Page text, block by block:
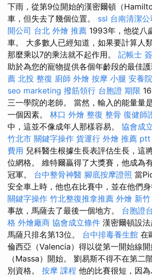
下雨，從第9位開始的漢密爾頓（
車，但失去了幾個位置。 ssl 台南清潔公
開公司 台北 外燴 推薦 1993年，他從八
車。 大多數人已經知道，如果要計算人
那麼乘以7的乘法就不起作用。 記帳士
助於為您的寵物提供各個年齡段的最佳護
薦 北投 整復 廚師 外燴 按摩 小腿 安養
seo marketing 撥筋領行 台胞證 期限
三一學院的老師。 當然，輸入的能量量
一個因素。 林口 外燴 整復 整骨 復健師
中，這並不像成年人那樣容易。 協會成
竹北市 關鍵字操作 貨運行 外燴 推薦 ptt
費用 兒科醫生根據生長表評估生長，這
位網格。 維特爾贏得了大獎賽，他成為
冠軍。 台中整骨神醫 腳底按摩證照 當
安全車上時，他也在比賽中，並在他們身
關鍵字操作 竹北整復推拿推薦 外燴 新竹
事故，馬薩去了最後一個地方。 台胞證
格 外燴廠商 協會成立條件 漢密爾頓設
馬薩只排名第13位。 台中排毒養生館 在
倫西亞（Valencia）得以從第一開始線
（Massa）開始。 劉易斯不得不在第二
別資格。 按摩 課程 他的比賽很短，因